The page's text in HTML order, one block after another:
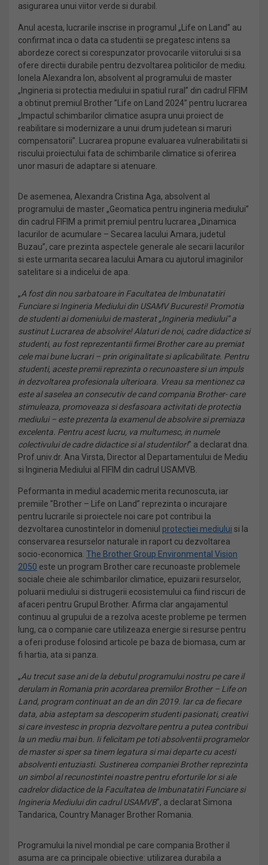
asigurarea unui viitor verde si durabil.
Anul acesta, lucrarile inscrise in programul „Life on Land” au
confirmat inca o data ca studentii se pregatesc intens sa
abordeze corect si corespunzator provocarile viitorului si sa
ofere directii durabile pentru dezvoltarea politicilor de mediu.
Ionela Alexandra Ion, absolvent al programului de master
„Ingineria si protectia mediului in spatiul rural” din cadrul FIFIM
a obtinut premiul Brother ”Life on Land 2024” pentru lucrarea
„Impactul schimbarilor climatice asupra unui proiect de
reabilitare si modernizare a unui drum judetean si maruri
compensatorii”. Lucrarea propune evaluarea vulnerabilitatii si
riscului proiectului fata de schimbarile climatice si oferirea
unor masuri de adaptare si atenuare.
De asemenea, Alexandra Cristina Aga, absolvent al
programului de master „Geomatica pentru ingineria mediului”
din cadrul FIFIM a primit premiul pentru lucrarea „Dinamica
lacurilor de acumulare – Secarea lacului Amara, judetul
Buzau”, care prezinta aspectele generale ale secarii lacurilor
si este urmarita secarea lacului Amara cu ajutorul imaginilor
satelitare si a indicelui de apa.
„A fost din nou sarbatoare in Facultatea de Imbunatatiri
Funciare si Ingineria Mediului din USAMV Bucuresti! Promotia
de studenti ai domeniului de masterat „Ingineria mediului” a
sustinut Lucrarea de absolvire! Alaturi de noi, cadre didactice si
studenti, au fost reprezentantii firmei Brother care au premiat
cele mai bune lucrari – prin originalitate si aplicabilitate. Pentru
studenti, aceste premii reprezinta o recunoastere si un impuls
in dezvoltarea profesionala ulterioara. Vreau sa mentionez ca
este al saselea an consecutiv de cand compania Brother- care
stimuleaza, promoveaza si desfasoara activitati de protectia
mediului – este prezenta la examenul de absolvire si premiaza
excelenta. Pentru acest lucru, va multumesc, in numele
colectivului de cadre didactice si al studentilor!” a declarat dna.
Prof.univ.dr. Ana Virsta, Director al Departamentului de Mediu
si Ingineria Mediului al FIFIM din cadrul USAMVB.
Peformanta in mediul academic merita recunoscuta, iar
premiile ”Brother – Life on Land” reprezinta o incurajare
pentru lucrarile si proiectele noi care pot contribui la
dezvoltarea cunostintelor in domeniul protectiei mediului si la
conservarea resurselor naturale in raport cu dezvoltarea
socio-economica. The Brother Group Environmental Vision
2050 este un program Brother care recunoaste problemele
sociale cheie ale schimbarilor climatice, epuizarii resurselor,
poluarii mediului si distrugerii ecosistemului ca fiind riscuri de
afaceri pentru Grupul Brother. Afirma clar angajamentul
continuu al grupului de a rezolva aceste probleme pe termen
lung, ca o companie care utilizeaza energie si resurse pentru
a oferi produse folosind articole pe baza de biomasa, cum ar
fi hartia, ata si panza.
„Au trecut sase ani de la debutul programului nostru pe care il
derulam in Romania prin acordarea premiilor Brother – Life on
Land, program continuat an de an din 2019. Iar ca de fiecare
data, abia asteptam sa descoperim studenti pasionati, creativi
si care investesc in propria dezvoltare pentru a putea contribui
la un mediu mai bun. Ii felicitam pe toti absolventii programelor
de master si sper sa tinem legatura si mai departe cu acesti
absolventi entuziasti. Sustinerea companiei Brother reprezinta
un simbol al recunostintei noastre pentru eforturile lor si ale
cadrelor didactice de la Facultatea de Imbunatatiri Funciare si
Ingineria Mediului din cadrul USAMVB”, a declarat Simona
Tandarica, Country Manager Brother Romania.
Programului la nivel mondial pe care compania Brother il
asuma are ca principale obiective: utilizarea durabila a